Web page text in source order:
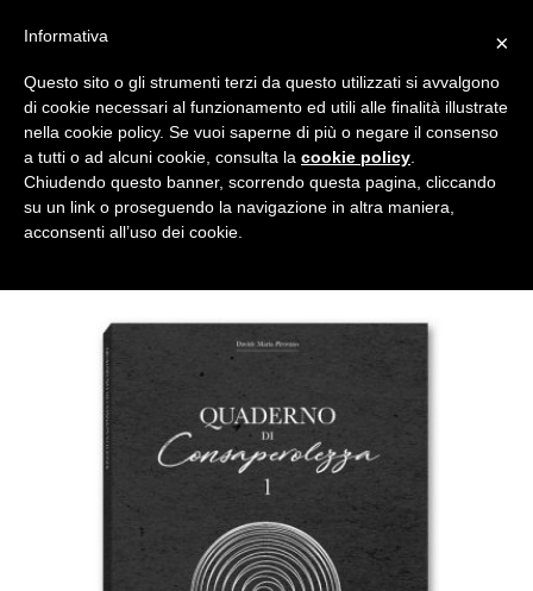
contenuti
NEWSLETTER
EDIZIONI / LIBRI, MANTRA E REIKARDS
×
Informativa
Questo sito o gli strumenti terzi da questo utilizzati si avvalgono
di cookie necessari al funzionamento ed utili alle finalità illustrate
nella cookie policy. Se vuoi saperne di più o negare il consenso
a tutti o ad alcuni cookie, consulta la cookie policy
Chiudendo questo banner, scorrendo questa pagina, cliccando
su un link o proseguendo la navigazione in altra maniera,
acconsenti all’uso dei cookie.